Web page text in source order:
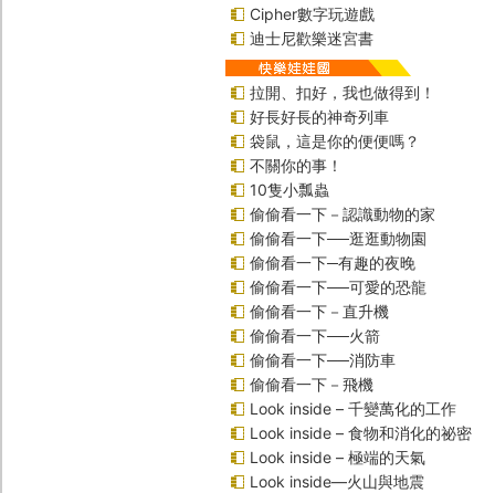
Cipher數字玩遊戲
迪士尼歡樂迷宮書
拉開、扣好，我也做得到！
好長好長的神奇列車
袋鼠，這是你的便便嗎？
不關你的事！
10隻小瓢蟲
偷偷看一下－認識動物的家
偷偷看一下──逛逛動物園
偷偷看一下─有趣的夜晚
偷偷看一下──可愛的恐龍
偷偷看一下－直升機
偷偷看一下──火箭
偷偷看一下──消防車
偷偷看一下－飛機
Look inside – 千變萬化的工作
Look inside – 食物和消化的祕密
Look inside – 極端的天氣
Look inside—火山與地震